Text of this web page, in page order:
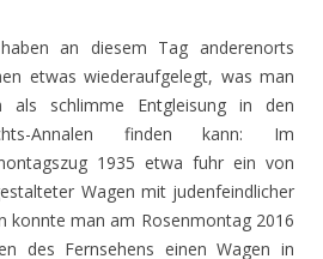
an diesem Tag anderenorts
etwas wiederaufgelegt, was man
als schlimme Entgleisung in den
Annalen finden kann: Im
1935 etwa fuhr ein von
Wagen mit judenfeindlicher
konnte man am Rosenmontag 2016
des Fernsehens einen Wagen in